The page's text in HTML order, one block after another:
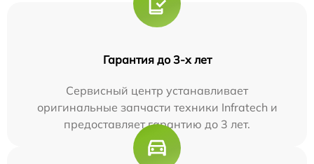
Гарантия до 3-х лет
Сервисный центр устанавливает
оригинальные запчасти техники Infratech и
предоставляет гарантию до 3 лет.